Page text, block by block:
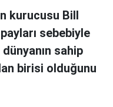
kurucusu Bill
sebebiyle
dünyanın sahip
birisi olduğunu